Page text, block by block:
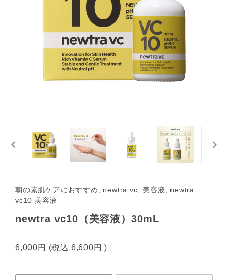
朝の素肌ケアにおすすめ, newtra vc, 美容液, newtra
vc10 美容液
newtra vc10（美容液）30mL
6,000円 (税込 6,600円 )